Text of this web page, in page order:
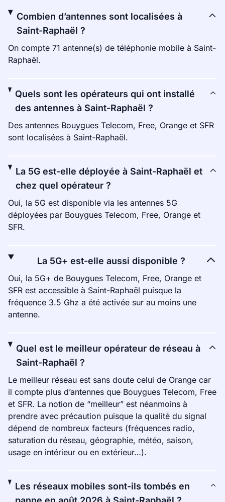
Combien d’antennes sont localisées à
Saint-Raphaël ?
On compte 71 antenne(s) de téléphonie mobile à Saint-
Raphaël.
Quels sont les opérateurs qui ont installé
des antennes à Saint-Raphaël ?
Des antennes Bouygues Telecom, Free, Orange et SFR
sont localisées à Saint-Raphaël.
La 5G est-elle déployée à Saint-Raphaël et
chez quel opérateur ?
Oui, la 5G est disponible via les antennes 5G
déployées par Bouygues Telecom, Free, Orange et
SFR.
La 5G+ est-elle aussi disponible ?
Oui, la 5G+ de Bouygues Telecom, Free, Orange et
SFR est accessible à Saint-Raphaël puisque la
fréquence 3.5 Ghz a été activée sur au moins une
antenne.
Quel est le meilleur opérateur de réseau à
Saint-Raphaël ?
Le meilleur réseau est sans doute celui de Orange car
il compte plus d’antennes que Bouygues Telecom, Free
et SFR. La notion de “meilleur” est néanmoins à
prendre avec précaution puisque la qualité du signal
dépend de nombreux facteurs (fréquences radio,
saturation du réseau, géographie, météo, saison,
usage en intérieur ou en extérieur…).
Les réseaux mobiles sont-ils tombés en